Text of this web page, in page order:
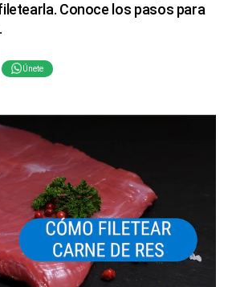
Conoce los pasos para
Únete